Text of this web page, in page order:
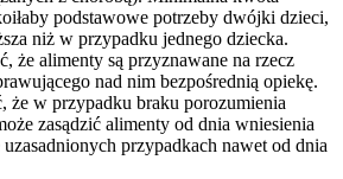
podstawowe potrzeby dwójki dzieci,
niż w przypadku jednego dziecka.
że alimenty są przyznawane na rzecz
nad nim bezpośrednią opiekę.
że w przypadku braku porozumienia
zasądzić alimenty od dnia wniesienia
przypadkach nawet od dnia